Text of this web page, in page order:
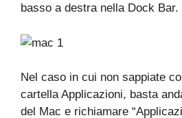
basso a destra nella Dock Bar.
Nel caso in cui non sappiate
cartella Applicazioni, basta
del Mac e richiamare